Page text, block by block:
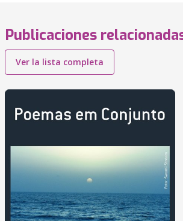
Publicaciones
Ver la lista completa